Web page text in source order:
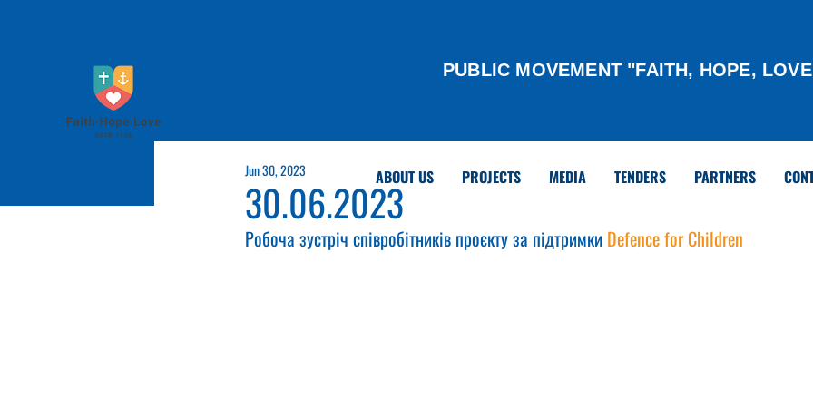
PUBLIC MOVEMENT "FAITH, HOPE,
ABOUT US PROJECTS MEDIA TENDERS PARTNERS
30.06.2023
Jun 30, 2023
Робоча зустріч співробітників проєкту за підтримки Defence for Children